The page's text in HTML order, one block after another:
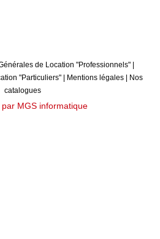
de Location "Professionnels"
"Particuliers"| Mentions légales|
Nos
catalogues
MGS informatique